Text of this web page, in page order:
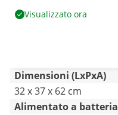
Funzione di avviamento
- 12 / 24 V - 70 A -
Visualizzato ora
Dimensioni (LxPxA)
32 x 37 x 62 cm
Alimentato a batteria